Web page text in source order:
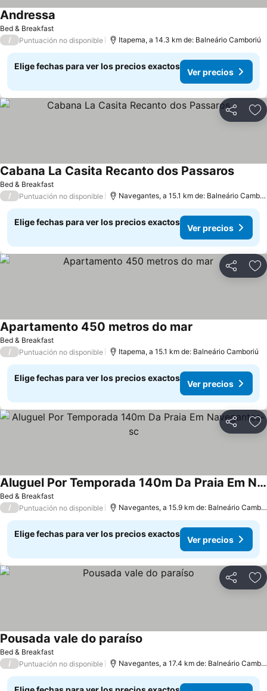
Bed & Breakfast
Andressa
/ Puntuación no disponible Itapema, a 14.3 km de: Balneário Camboriú
Elige fechas para ver los precios exactos
Ver precios
Compartir
Bed & Breakfast
Cabana La Casita Recanto dos PassarosVer
/ Puntuación no disponible Navegantes, a 15.1 km de: Balneário
Elige fechas para ver los precios exactos
Ver precios
Compartir
Bed & Breakfast
Apartamento 450 metros do mar
/ Puntuación no disponible Itapema, a 15.1 km de: Balneário Camboriú
Elige fechas para ver los precios exactos
Ver precios
Compartir
Bed & Breakfast
Aluguel Por Temporada 140m Da Praia Em Navegantes-sc
Ver precios
/ Puntuación no disponible Navegantes, a 15.9 km de: Balneário
Elige fechas para ver los precios exactos
Ver precios
Compartir
Bed & Breakfast
Pousada vale do paraíso
/ Puntuación no disponible Navegantes, a 17.4 km de: Balneário